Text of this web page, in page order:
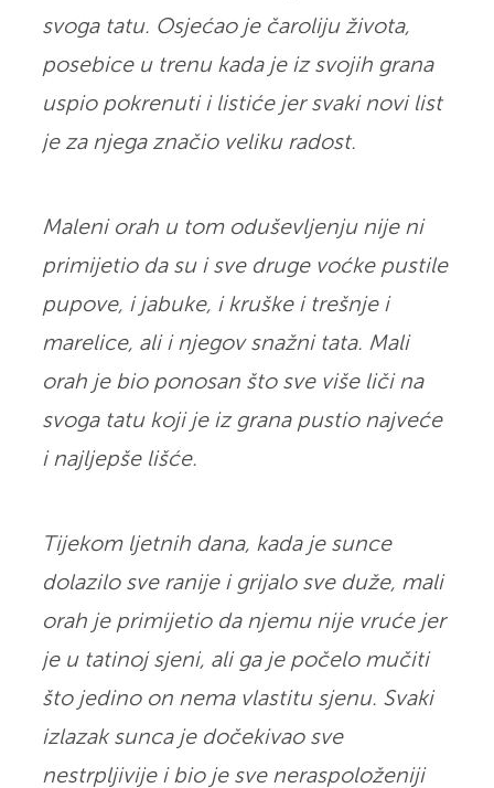
svoga tatu. Osjećao je čaroliju života,
posebice u trenu kada je iz svojih grana
uspio pokrenuti i listiće jer svaki novi list
je za njega značio veliku radost.
Maleni orah u tom oduševljenju nije ni
primijetio da su i sve druge voćke pustile
pupove, i jabuke, i kruške i trešnje i
marelice, ali i njegov snažni tata. Mali
orah je bio ponosan što sve više liči na
svoga tatu koji je iz grana pustio najveće
i najljepše lišće.
Tijekom ljetnih dana, kada je sunce
dolazilo sve ranije i grijalo sve duže, mali
orah je primijetio da njemu nije vruće jer
je u tatinoj sjeni, ali ga je počelo mučiti
što jedino on nema vlastitu sjenu. Svaki
izlazak sunca je dočekivao sve
nestrpljivije i bio je sve neraspoloženiji